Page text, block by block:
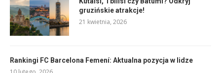
gruzińskie atrakcje!
21 kwietnia, 2026
Rankingi FC Barcelona Femení: Aktualna pozycja w lidze